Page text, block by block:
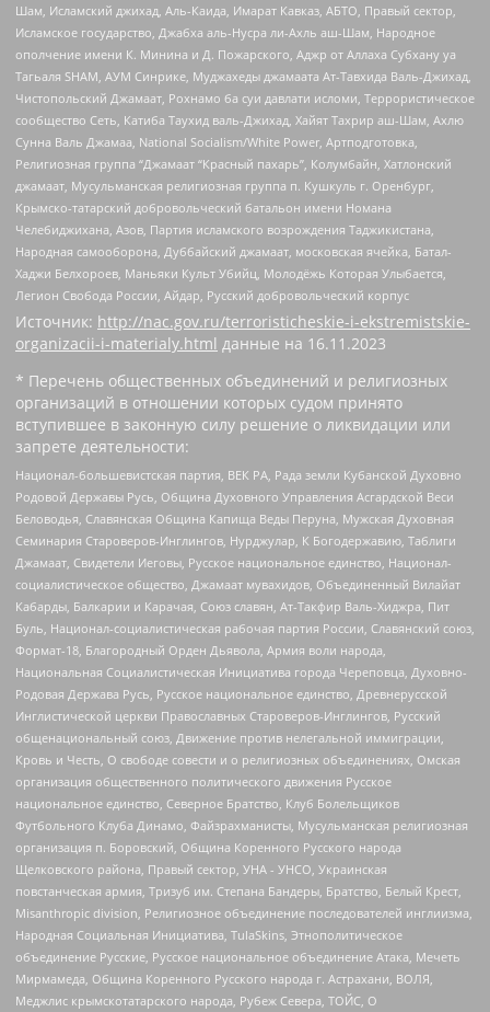
Шам, Исламский джихад, Аль-Каида, Имарат Кавказ, АБТО, Правый сектор,
Исламское государство, Джабха аль-Нусра ли-Ахль аш-Шам, Народное
ополчение имени К. Минина и Д. Пожарского, Аджр от Аллаха Субхану уа
Тагьаля SHAM, АУМ Синрике, Муджахеды джамаата Ат-Тавхида Валь-Джихад,
Чистопольский Джамаат, Рохнамо ба суи давлати исломи, Террористическое
сообщество Сеть, Катиба Таухид валь-Джихад, Хайят Тахрир аш-Шам, Ахлю
Сунна Валь Джамаа, National Socialism/White Power, Артподготовка,
Религиозная группа “Джамаат “Красный пахарь”, Колумбайн, Хатлонский
джамаат, Мусульманская религиозная группа п. Кушкуль г. Оренбург,
Крымско-татарский добровольческий батальон имени Номана
Челебиджихана, Азов, Партия исламского возрождения Таджикистана,
Народная самооборона, Дуббайский джамаат, московская ячейка, Батал-
Хаджи Белхороев, Маньяки Культ Убийц, Молодёжь Которая Улыбается,
Легион Свобода России, Айдар, Русский добровольческий корпус
Источник: http://nac.gov.ru/terroristicheskie-i-ekstremistskie-
organizacii-i-materialy.html данные на 16.11.2023
* Перечень общественных объединений и религиозных
организаций в отношении которых судом принято
вступившее в законную силу решение о ликвидации или
запрете деятельности:
Национал-большевистская партия, ВЕК РА, Рада земли Кубанской Духовно
Родовой Державы Русь, Община Духовного Управления Асгардской Веси
Беловодья, Славянская Община Капища Веды Перуна, Мужская Духовная
Семинария Староверов-Инглингов, Нурджулар, К Богодержавию, Таблиги
Джамаат, Свидетели Иеговы, Русское национальное единство, Национал-
социалистическое общество, Джамаат мувахидов, Объединенный Вилайат
Кабарды, Балкарии и Карачая, Союз славян, Ат-Такфир Валь-Хиджра, Пит
Буль, Национал-социалистическая рабочая партия России, Славянский союз,
Формат-18, Благородный Орден Дьявола, Армия воли народа,
Национальная Социалистическая Инициатива города Череповца, Духовно-
Родовая Держава Русь, Русское национальное единство, Древнерусской
Инглистической церкви Православных Староверов-Инглингов, Русский
общенациональный союз, Движение против нелегальной иммиграции,
Кровь и Честь, О свободе совести и о религиозных объединениях, Омская
организация общественного политического движения Русское
национальное единство, Северное Братство, Клуб Болельщиков
Футбольного Клуба Динамо, Файзрахманисты, Мусульманская религиозная
организация п. Боровский, Община Коренного Русского народа
Щелковского района, Правый сектор, УНА - УНСО, Украинская
повстанческая армия, Тризуб им. Степана Бандеры, Братство, Белый Крест,
Misanthropic division, Религиозное объединение последователей инглиизма,
Народная Социальная Инициатива, TulaSkins, Этнополитическое
объединение Русские, Русское национальное объединение Атака, Мечеть
Мирмамеда, Община Коренного Русского народа г. Астрахани, ВОЛЯ,
Меджлис крымскотатарского народа, Рубеж Севера, ТОЙС, О